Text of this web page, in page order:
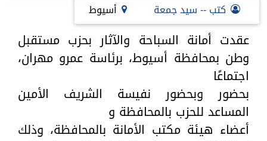
كتب -- سيد جمعة أسيوط
عقدت أمانة السباحة والآثار بحزب مستقبل
وطن بمحافظة أسيوط، برئاسة عمرو مهران،
اجتماعًا
بحضور وبحضور نفيسة الشريف الأمين
المساعد للحزب بالمحافظة و
أعضاء هيئة مكتب الأمانة بالمحافظة، وذلك